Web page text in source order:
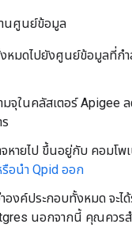
านศูนย์ข้อมูล
หมดไปยังศูนย์ข้อมูลที่ก
จุในคลัสเตอร์ Apigee
จหายไป ขึ้นอยู่กับ คอมโ
รือนำ Qpid ออก
งค์ประกอบทั้งหมด จะ
นอกจากนี้ คุณควร